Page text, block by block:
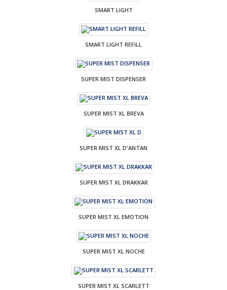
SMART LIGHT
SMART LIGHT REFILL
SUPER MIST DISPENSER
SUPER MIST XL BREVA
SUPER MIST XL D'ANTAN
SUPER MIST XL DRAKKAR
SUPER MIST XL EMOTION
SUPER MIST XL NOCHE
SUPER MIST XL SCARLETT